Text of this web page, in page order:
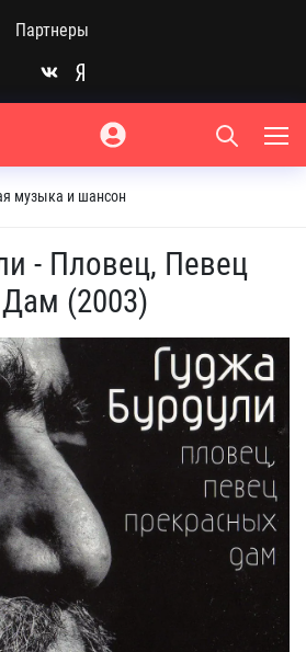
Партнеры
музыка и шансон
- Пловец, Певец
(2003)